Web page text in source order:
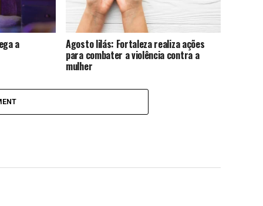
a Agosto lilás: Fortaleza realiza ações
para combater a violência contra a
mulher